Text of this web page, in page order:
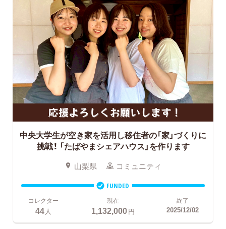
中央大学生が空き家を活用し移住者の「家」づくりに
挑戦！ 「たばやまシェアハウス」を作ります
山梨県 コミュニティ
FUNDED
コレクター
44人
現在
1,132,000円
終了
2025/12/02